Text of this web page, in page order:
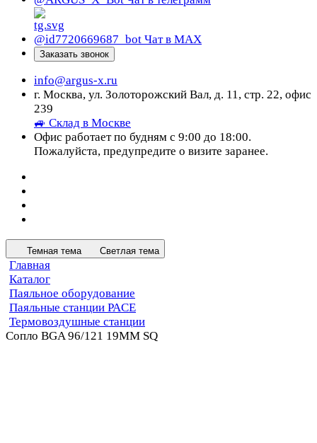
@id7720669687_bot Чат в МАХ
Заказать звонок
info@argus-x.ru
г. Москва, ул. Золоторожский Вал, д. 11, стр. 22, офис
239
🚙 Склад в Москве
Офис работает по будням с 9:00 до 18:00.
Пожалуйста, предупредите о визите заранее.
Темная тема Светлая тема
Главная
Каталог
Паяльное оборудование
Паяльные станции PACE
Термовоздушные станции
Сопло BGA 96/121 19MM SQ